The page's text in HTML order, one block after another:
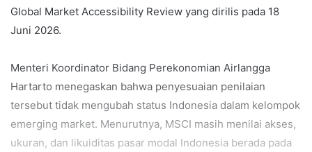
Global Market Accessibility Review yang dirilis pada 18
Juni 2026.
Menteri Koordinator Bidang Perekonomian Airlangga
Hartarto menegaskan bahwa penyesuaian penilaian
tersebut tidak mengubah status Indonesia dalam kelompok
emerging market. Menurutnya, MSCI masih menilai akses,
ukuran, dan likuiditas pasar modal Indonesia berada pada